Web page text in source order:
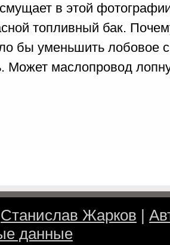
в этой
топливный бак.
бы уменьшить лобовое
Может маслопровод
Станислав Жарков |
данные